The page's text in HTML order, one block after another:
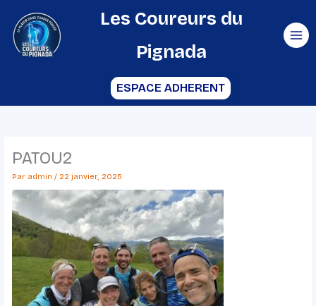
contenu
Les Coureurs du
Pignada
ESPACE ADHERENT
PATOU2
Par admin / 22 janvier, 2025